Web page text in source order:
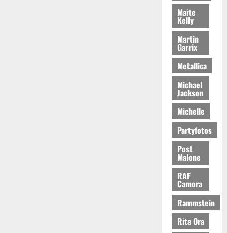
Maite
Kelly
Martin
Garrix
Metallica
Michael
Jackson
Michelle
Partyfotos
Post
Malone
RAF
Camora
Rammstein
Rita Ora